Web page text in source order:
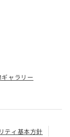
ギャラリー
ティ基本方針